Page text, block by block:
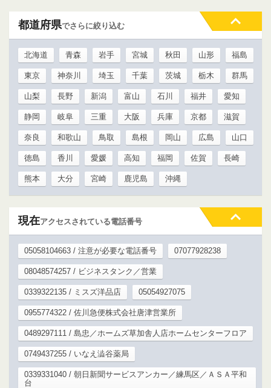
都道府県でさらに絞り込む
北海道 青森 岩手 宮城 秋田 山形 福島
東京 神奈川 埼玉 千葉 茨城 栃木 群馬
山梨 長野 新潟 富山 石川 福井 愛知
静岡 岐阜 三重 大阪 兵庫 京都 滋賀
奈良 和歌山 鳥取 島根 岡山 広島 山口
徳島 香川 愛媛 高知 福岡 佐賀 長崎
熊本 大分 宮崎 鹿児島 沖縄
現在アクセスされている電話番号
05058104663 / 注意が必要な電話番号 07077928238
08048574257 / ビジネスタンク／営業
0339322135 / ミスズ洋品店 05054927075
0955774322 / 佐川急便株式会社唐津営業所
0489297111 / 島忠／ホームズ草加舎人店ホームセンターフロア
0749437255 / いなえ澁谷薬局
0339331040 / 朝日新聞サービスアンカー／練馬区／ＡＳＡ平和
台